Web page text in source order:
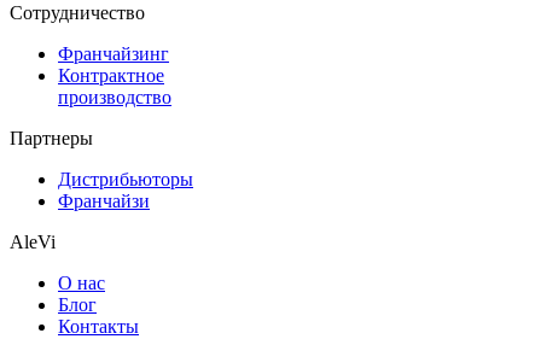
Cотрудничество
Франчайзинг
Контрактное
производство
Партнеры
Дистрибьюторы
Франчайзи
AleVi
О нас
Блог
Контакты